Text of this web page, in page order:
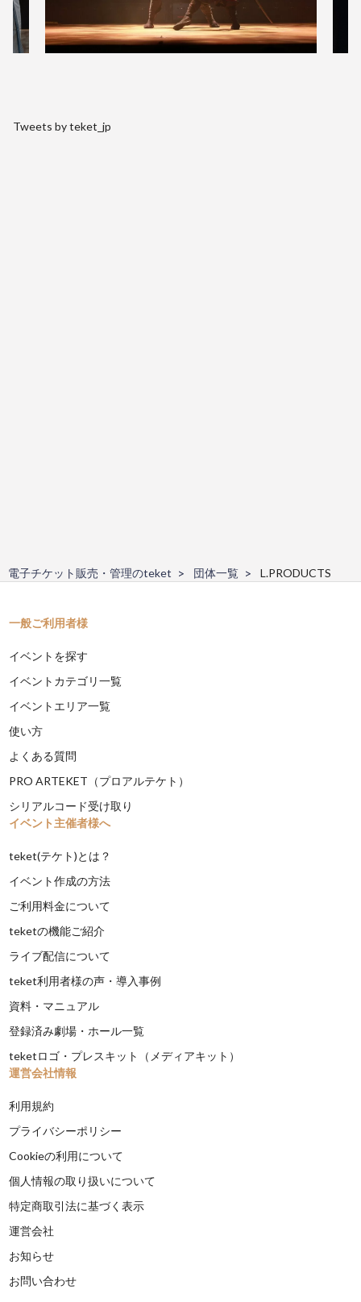
Tweets by teket_jp
電子チケット販売・管理のteket 団体一覧 L.PRODUCTS
一般ご利用者様
イベントを探す
イベントカテゴリ一覧
イベントエリア一覧
使い方
よくある質問
PRO ARTEKET（プロアルテケト）
シリアルコード受け取り
イベント主催者様へ
teket(テケト)とは？
イベント作成の方法
ご利用料金について
teketの機能ご紹介
ライブ配信について
teket利用者様の声・導入事例
資料・マニュアル
登録済み劇場・ホール一覧
teketロゴ・プレスキット（メディアキット）
運営会社情報
利用規約
プライバシーポリシー
Cookieの利用について
個人情報の取り扱いについて
特定商取引法に基づく表示
運営会社
お知らせ
お問い合わせ